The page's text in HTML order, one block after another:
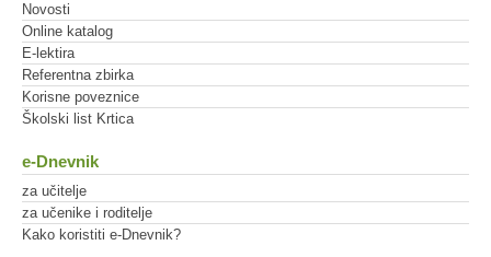
Novosti
Online katalog
E-lektira
Referentna zbirka
Korisne poveznice
Školski list Krtica
e-Dnevnik
za učitelje
za učenike i roditelje
Kako koristiti e-Dnevnik?